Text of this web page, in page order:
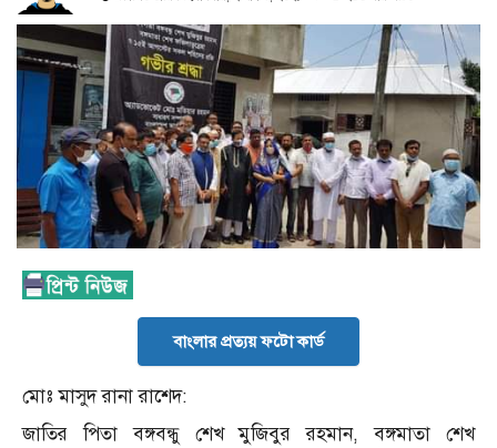
বাংলার প্রত্যয় ফটো কার্ড
মোঃ মাসুদ রানা রাশেদ:
জাতির পিতা বঙ্গবন্ধু শেখ মুজিবুর রহমান, বঙ্গমাতা শেখ